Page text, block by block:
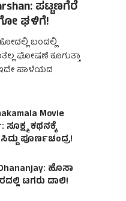
ಪಟ್ಟಣಗೆರೆ
ಘಳಿಗೆ!
ಬಂದಲ್ಲಿ
ಘೋಷಣೆ ಕೂಗುತ್ತಾ
ಇದೇ ಪಾಳೆಯದ
Movie
ಸೂಕ್ಷ್ಮ ಕಥನಕ್ಕೆ
ಪೂರ್ಣಚಂದ್ರ!
ಹೊಸಾ
ಟಗರು ಡಾಲಿ!